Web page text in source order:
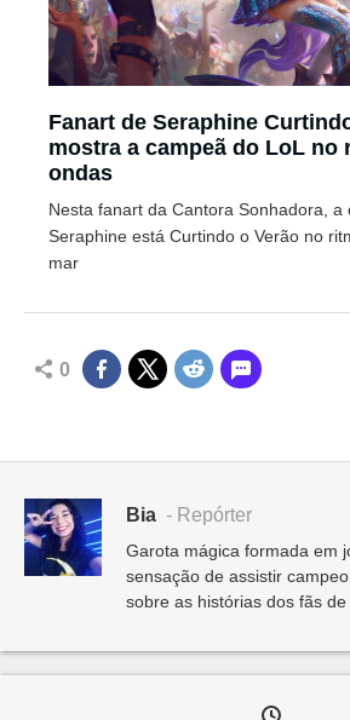
Fanart de Seraphine
mostra a campeã do LoL no
ondas
Nesta fanart da Cantora Sonhadora, a
Seraphine está Curtindo o Verão no
mar
0
Bia - Repórter
Garota mágica formada em
sensação de assistir
sobre as histórias dos fãs de